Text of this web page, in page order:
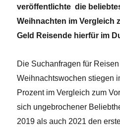
veröffentlichte die
Weihnachten im Vergleich
Geld Reisende hierfür im
Die Suchanfragen für
Weihnachtswochen stiegen
Prozent im Vergleich zum
sich ungebrochener
2019 als auch 2021 den